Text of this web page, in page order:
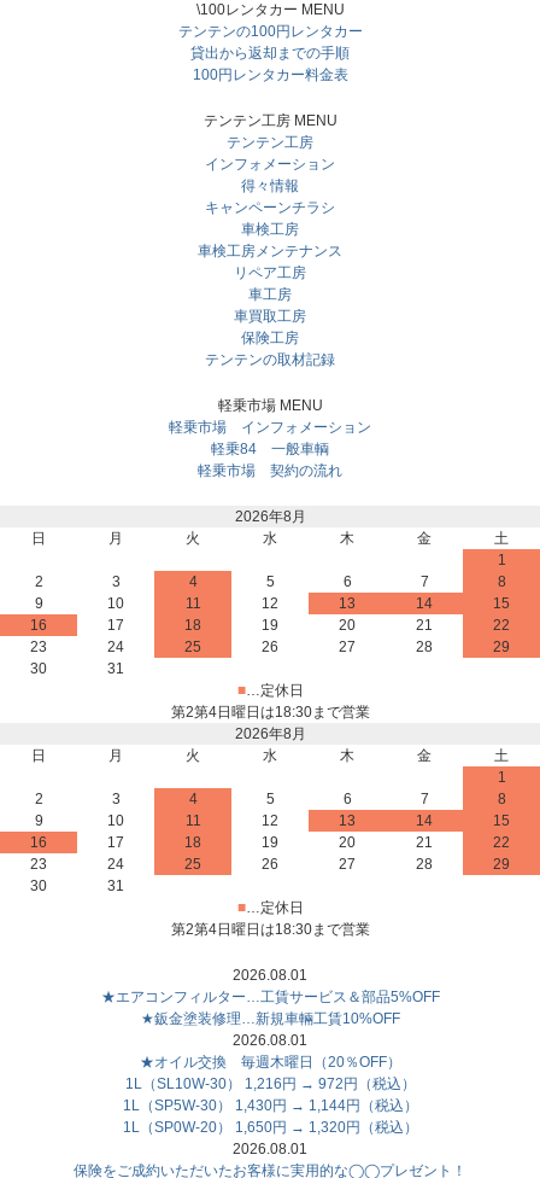
\100レンタカー MENU
テンテンの100円レンタカー
貸出から返却までの手順
100円レンタカー料金表
テンテン工房 MENU
テンテン工房
インフォメーション
得々情報
キャンペーンチラシ
車検工房
車検工房メンテナンス
リペア工房
車工房
車買取工房
保険工房
テンテンの取材記録
軽乗市場 MENU
軽乗市場 インフォメーション
軽乗84 一般車輌
軽乗市場 契約の流れ
2026年8月
日
月 火 水 木 金
土
1
2
3 4 5 6 7
8
9
10 11 12 13 14
15
16
17 18 19 20 21
22
23
24 25 26 27 28
29
30
31
■…定休日
第2第4日曜日は18:30まで営業
2026年8月
日
月 火 水 木 金
土
1
2
3 4 5 6 7
8
9
10 11 12 13 14
15
16
17 18 19 20 21
22
23
24 25 26 27 28
29
30
31
■…定休日
第2第4日曜日は18:30まで営業
2026.08.01
★エアコンフィルター…工賃サービス＆部品5%OFF
★鈑金塗装修理…新規車輛工賃10%OFF
2026.08.01
★オイル交換 毎週木曜日（20％OFF）
1L（SL10W-30） 1,216円 → 972円（税込）
1L（SP5W-30） 1,430円 → 1,144円（税込）
1L（SP0W-20） 1,650円 → 1,320円（税込）
2026.08.01
保険をご成約いただいたお客様に実用的な◯◯プレゼント！